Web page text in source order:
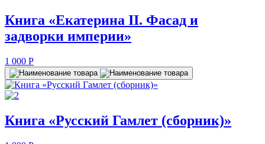
Книга «Екатерина II. Фасад и
задворки империи»
1 000 P
Книга «Русский Гамлет (сборник)»